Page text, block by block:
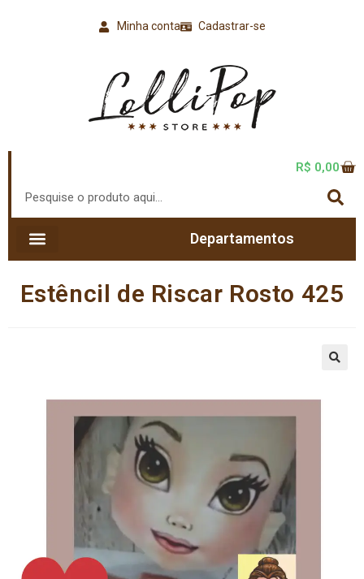
Cadastrar-se
Minha conta
R$ 0,00
Departamentos
Estêncil de Riscar Rosto 425